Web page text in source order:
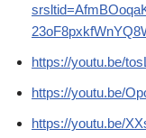
https://youtu.be/
https://youtu.be/
https://youtu.be/